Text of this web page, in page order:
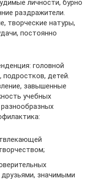
личности, бурно
раздражители.
творческие натуры,
постоянно
головной
детей.
завышенные
учебных
значимыми